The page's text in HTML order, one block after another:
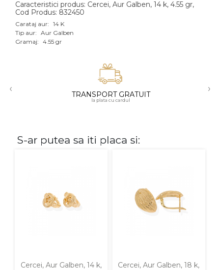
Aur roz
Aur mixt
18K
Caracteristici produs: Cercei, Aur Galben, 14 k, 4.55 gr,
Cod Produs: 832450
Carataj aur: 14 K
Tip aur: Aur Galben
Gramaj: 4.55 gr
‹ TRANSPORT GRATUIT
la plata cu cardul
›
S-ar putea sa iti placa si:
Cercei, Aur Galben, 14 k,
Cercei, Aur Galben, 18 k,